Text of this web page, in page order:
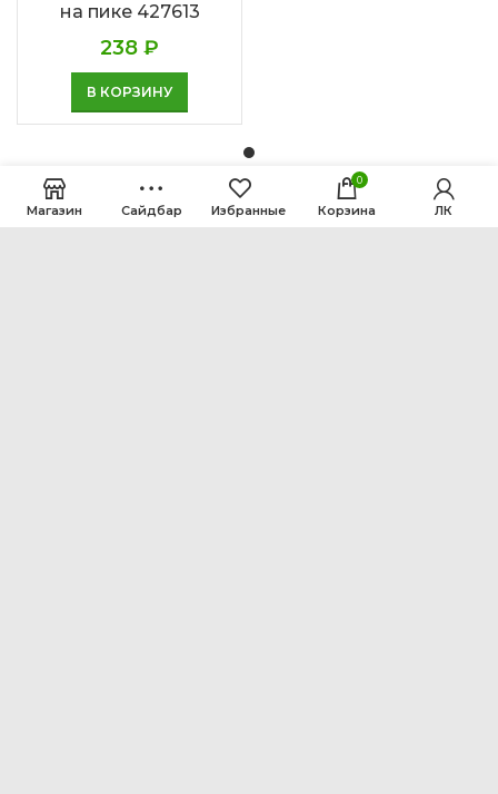
на пике 427613
238 ₽
В КОРЗИНУ
Магазин Сайдбар Избранные
0
Корзина ЛК